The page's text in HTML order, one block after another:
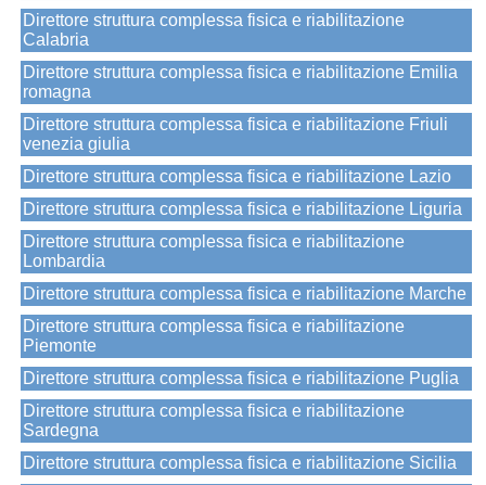
Direttore struttura complessa fisica e riabilitazione
Calabria
Direttore struttura complessa fisica e riabilitazione Emilia
romagna
Direttore struttura complessa fisica e riabilitazione Friuli
venezia giulia
Direttore struttura complessa fisica e riabilitazione Lazio
Direttore struttura complessa fisica e riabilitazione Liguria
Direttore struttura complessa fisica e riabilitazione
Lombardia
Direttore struttura complessa fisica e riabilitazione Marche
Direttore struttura complessa fisica e riabilitazione
Piemonte
Direttore struttura complessa fisica e riabilitazione Puglia
Direttore struttura complessa fisica e riabilitazione
Sardegna
Direttore struttura complessa fisica e riabilitazione Sicilia